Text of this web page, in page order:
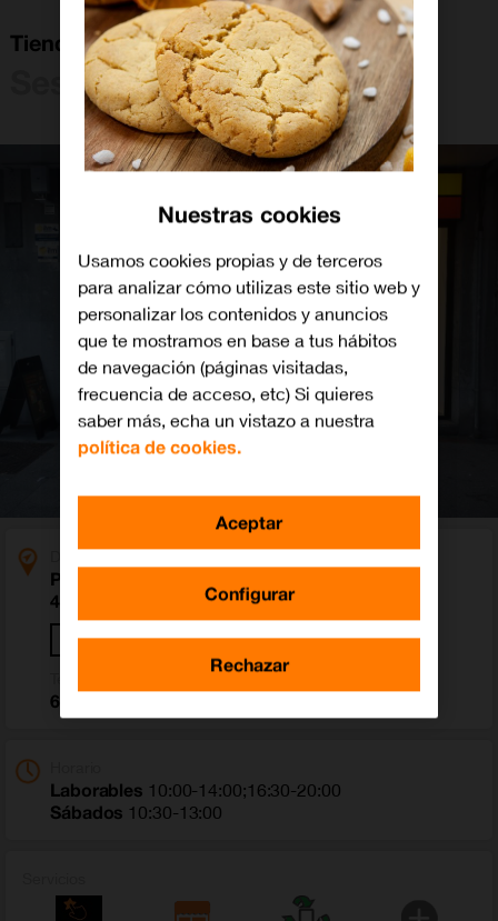
Tienda Orange Sestao
Sestao
Dirección
Plaza Conde Balmaseda 4
48910 Sestao (Bizkaia)
Cómo llegar
685 189 952
Laborables 10:00-14:00;16:30-20:00
Sábados 10:30-13:00
Nuestras cookies
Usamos cookies propias y de terceros
para analizar cómo utilizas este sitio web y
personalizar los contenidos y anuncios
que te mostramos en base a tus hábitos
de navegación (páginas visitadas,
frecuencia de acceso, etc) Si quieres
saber más, echa un vistazo a nuestra
política de cookies.
Configurar
Rechazar
Aceptar